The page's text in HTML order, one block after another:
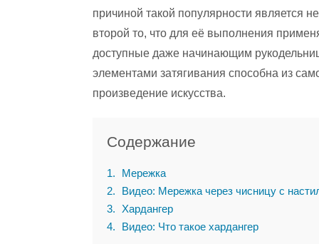
причиной такой популярности является
второй то, что для её выполнения
доступные даже начинающим
элементами затягивания способна из
произведение искусства.
Содержание
1
Мережка
2
Видео: Мережка через чисницу с
3
Хардангер
4
Видео: Что такое хардангер